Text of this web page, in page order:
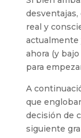
desventajas,
real y
actualmente
ahora (y
para
A
que
decisión de
siguiente